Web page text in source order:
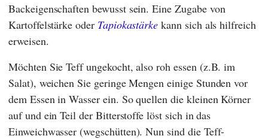
Backeigenschaften bewusst sein. Eine Zugabe von
Kartoffelstärke oder Tapiokastärke kann sich als hilfreich
erweisen.
Möchten Sie Teff ungekocht, also roh essen (z.B. im
Salat), weichen Sie geringe Mengen einige Stunden vor
dem Essen in Wasser ein. So quellen die kleinen Körner
auf und ein Teil der Bitterstoffe löst sich in das
Einweichwasser (wegschütten). Nun sind die Teff-